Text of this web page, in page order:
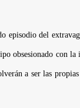
episodio del
obsesionado con
a ser las